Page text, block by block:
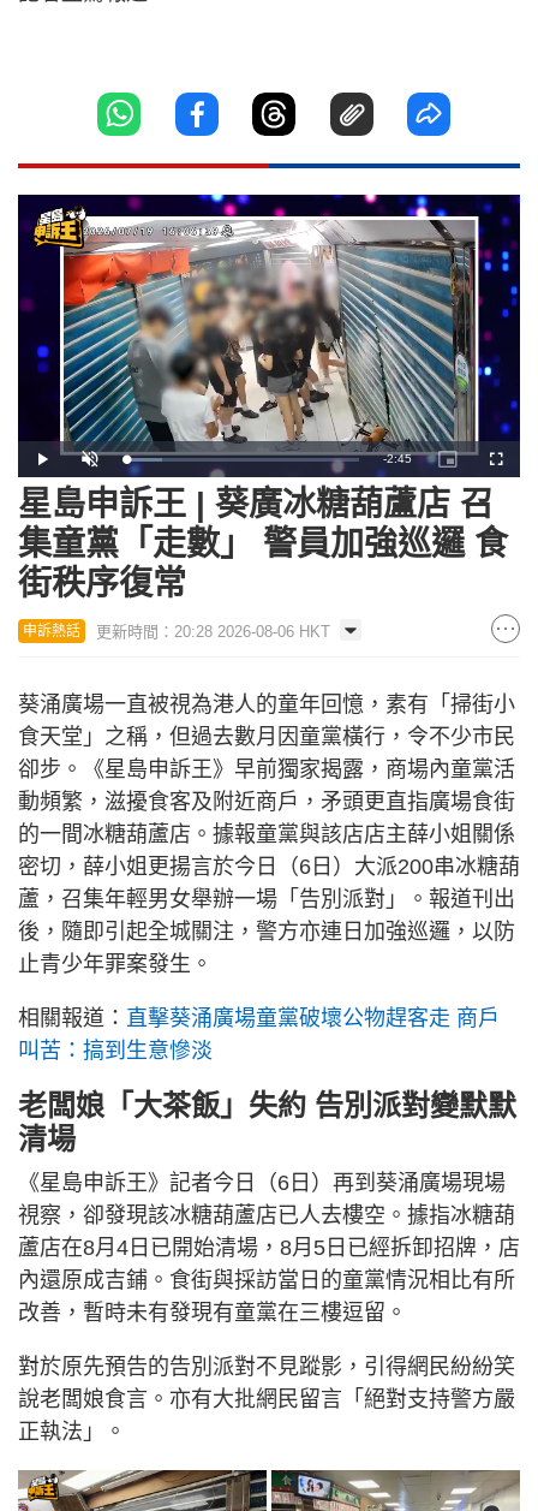
Play Unmute Loaded:
15.62%
Remaining
Time
-2:45
Picture-
in-
Picture
星島申訴王 | 葵廣冰糖葫蘆店 召
集童黨「走數」 警員加強巡邏 食
街秩序復常
申訴熱話 更新時間：20:28 2026-08-06 HKT
葵涌廣場一直被視為港人的童年回憶，素有「掃街小
食天堂」之稱，但過去數月因童黨橫行，令不少市民
卻步。《星島申訴王》早前獨家揭露，商場內童黨活
動頻繁，滋擾食客及附近商戶，矛頭更直指廣場食街
的一間冰糖葫蘆店。據報童黨與該店店主薛小姐關係
密切，薛小姐更揚言於今日（6日）大派200串冰糖葫
蘆，召集年輕男女舉辦一場「告別派對」。報道刊出
後，隨即引起全城關注，警方亦連日加強巡邏，以防
止青少年罪案發生。
相關報道： 直擊葵涌廣場童黨破壞公物趕客走 商戶
叫苦：搞到生意慘淡
老闆娘「大茶飯」失約 告別派對變默默
清場
《星島申訴王》記者今日（6日）再到葵涌廣場現場
視察，卻發現該冰糖葫蘆店已人去樓空。據指冰糖葫
蘆店在8月4日已開始清場，8月5日已經拆卸招牌，店
內還原成吉鋪。食街與採訪當日的童黨情況相比有所
改善，暫時未有發現有童黨在三樓逗留。
對於原先預告的告別派對不見蹤影，引得網民紛紛笑
說老闆娘食言。亦有大批網民留言「絕對支持警方嚴
正執法」。